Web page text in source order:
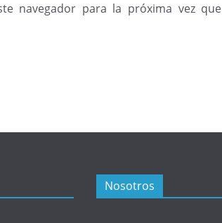
navegador para la próxima vez que
Nosotros